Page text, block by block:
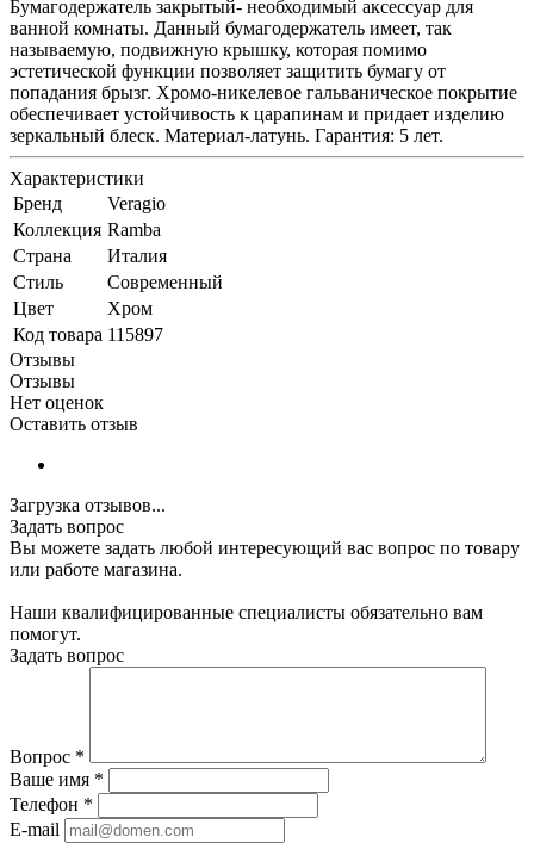
Бумагодержатель закрытый- необходимый аксессуар для
ванной комнаты. Данный бумагодержатель имеет, так
называемую, подвижную крышку, которая помимо
эстетической функции позволяет защитить бумагу от
попадания брызг. Хромо-никелевое гальваническое покрытие
обеспечивает устойчивость к царапинам и придает изделию
зеркальный блеск. Материал-латунь. Гарантия: 5 лет.
Характеристики
Бренд
Veragio
Коллекция Ramba
Страна
Италия
Стиль
Современный
Цвет
Хром
Код товара 115897
Отзывы
Отзывы
Нет оценок
Оставить отзыв
Загрузка отзывов...
Задать вопрос
Вы можете задать любой интересующий вас вопрос по товару
или работе магазина.
Наши квалифицированные специалисты обязательно вам
помогут.
Задать вопрос
Вопрос *
Ваше имя *
Телефон *
E-mail